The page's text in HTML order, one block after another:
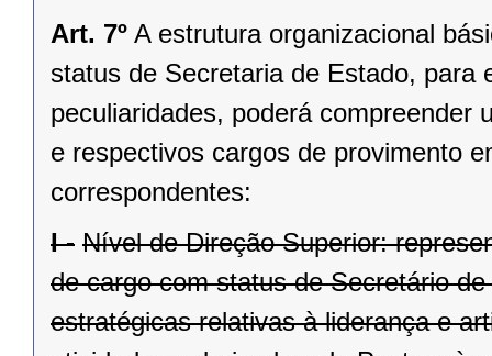
Art. 7º A estrutura organizacional
status de Secretaria de Estado, para
peculiaridades, poderá compreender
e respectivos cargos de provimento
correspondentes:
I - Nível de Direção Superior:
de cargo com status de Secretário
estratégicas relativas à liderança e